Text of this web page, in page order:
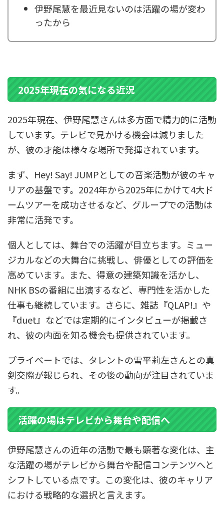
伊野尾慧を最近見ないのは活躍の場が変わ
ったから
2025年現在の気になる近況
2025年現在、伊野尾慧さんは多方面で精力的に活動
しています。テレビで見かける機会は減りました
が、彼の才能は様々な場所で発揮されています。
まず、Hey! Say! JUMPとしての音楽活動が彼のキャ
リアの基盤です。2024年から2025年にかけて4大ド
ームツアーを成功させるなど、グループでの活動は
非常に活発です。
個人としては、舞台での活躍が目立ちます。ミュー
ジカルなどの大舞台に挑戦し、俳優としての評価を
高めています。また、得意の建築知識を活かし、
NHK BSの番組に出演するなど、専門性を活かした
仕事も継続しています。さらに、雑誌『QLAP!』や
『duet』などでは定期的にインタビューが掲載さ
れ、彼の内面を知る機会も提供されています。
プライベートでは、タレントの雪平莉左さんとの真
剣交際が報じられ、その後の動向が注目されていま
す。
活躍の場はテレビから舞台や配信へ
伊野尾慧さんの近年の活動で最も顕著な変化は、主
な活躍の場がテレビから舞台や配信コンテンツへと
シフトしている点です。この変化は、彼のキャリア
における戦略的な選択と言えます。